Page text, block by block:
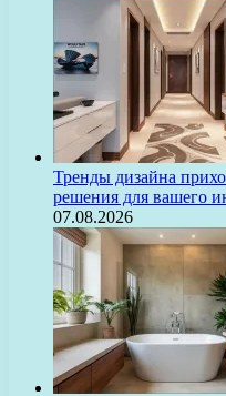
Тренды дизайна
решения для вашего
07.08.2026